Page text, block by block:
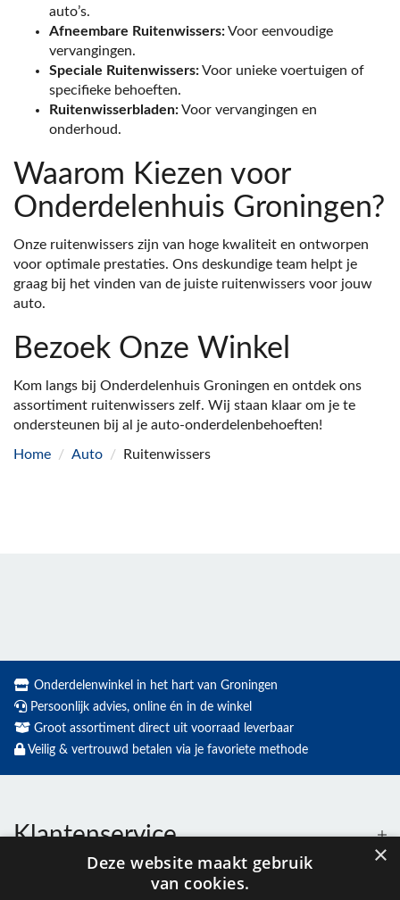
auto’s.
Afneembare Ruitenwissers:Voor eenvoudige
vervangingen.
Speciale Ruitenwissers:Voor unieke voertuigen of
specifieke behoeften.
Ruitenwisserbladen:Voor vervangingen en
onderhoud.
Waarom Kiezen voor
Onderdelenhuis Groningen?
Onze ruitenwissers zijn van hoge kwaliteit en ontworpen
voor optimale prestaties. Ons deskundige team helpt je
graag bij het vinden van de juiste ruitenwissers voor jouw
auto.
Bezoek Onze Winkel
Kom langs bij Onderdelenhuis Groningen en ontdek ons
assortiment ruitenwissers zelf. Wij staan klaar om je te
ondersteunen bij al je auto-onderdelenbehoeften!
Home / Auto / Ruitenwissers
Onderdelenwinkel in het hart van Groningen
Persoonlijk advies, online én in de winkel
Groot assortiment direct uit voorraad leverbaar
Veilig & vertrouwd betalen via je favoriete methode
Klantenservice
×
Deze website maakt gebruik
van cookies.